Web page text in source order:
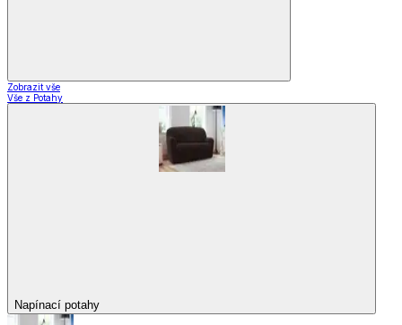
Zobrazit vše
Vše z Potahy
Napínací potahy